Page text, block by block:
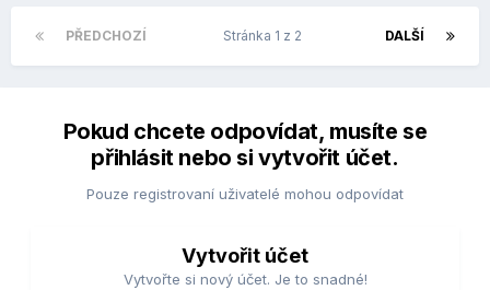
PŘEDCHOZÍ DALŠÍ
Stránka 1 z 2
Pokud chcete odpovídat, musíte se
přihlásit nebo si vytvořit účet.
Pouze registrovaní uživatelé mohou odpovídat
Vytvořit účet
Vytvořte si nový účet. Je to snadné!